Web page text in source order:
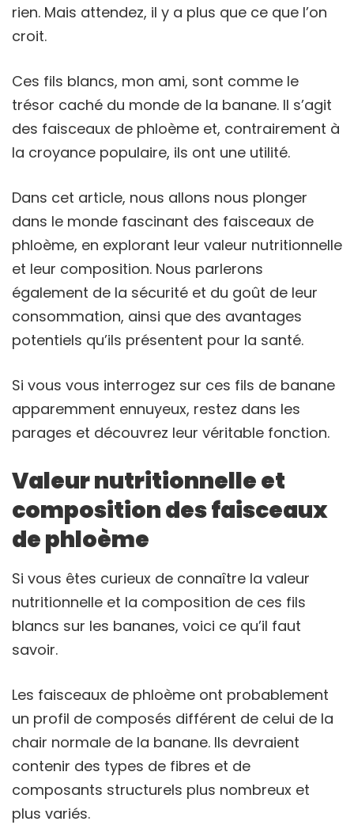
rien. Mais attendez, il y a plus que ce que l’on
croit.
Ces fils blancs, mon ami, sont comme le
trésor caché du monde de la banane. Il s’agit
des faisceaux de phloème et, contrairement à
la croyance populaire, ils ont une utilité.
Dans cet article, nous allons nous plonger
dans le monde fascinant des faisceaux de
phloème, en explorant leur valeur nutritionnelle
et leur composition. Nous parlerons
également de la sécurité et du goût de leur
consommation, ainsi que des avantages
potentiels qu’ils présentent pour la santé.
Si vous vous interrogez sur ces fils de banane
apparemment ennuyeux, restez dans les
parages et découvrez leur véritable fonction.
Valeur nutritionnelle et
composition des faisceaux
de phloème
Si vous êtes curieux de connaître la valeur
nutritionnelle et la composition de ces fils
blancs sur les bananes, voici ce qu’il faut
savoir.
Les faisceaux de phloème ont probablement
un profil de composés différent de celui de la
chair normale de la banane. Ils devraient
contenir des types de fibres et de
composants structurels plus nombreux et
plus variés.